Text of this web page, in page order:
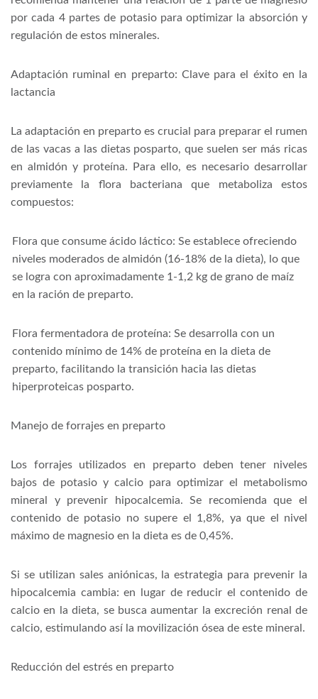
por cada 4 partes de potasio para optimizar la absorción y
regulación de estos minerales.
Adaptación ruminal en preparto: Clave para el éxito en la
lactancia
La adaptación en preparto es crucial para preparar el rumen
de las vacas a las dietas posparto, que suelen ser más ricas
en almidón y proteína. Para ello, es necesario desarrollar
previamente la flora bacteriana que metaboliza estos
compuestos:
Flora que consume ácido láctico: Se establece ofreciendo
niveles moderados de almidón (16-18% de la dieta), lo que
se logra con aproximadamente 1-1,2 kg de grano de maíz
en la ración de preparto.
Flora fermentadora de proteína: Se desarrolla con un
contenido mínimo de 14% de proteína en la dieta de
preparto, facilitando la transición hacia las dietas
hiperproteicas posparto.
Manejo de forrajes en preparto
Los forrajes utilizados en preparto deben tener niveles
bajos de potasio y calcio para optimizar el metabolismo
mineral y prevenir hipocalcemia. Se recomienda que el
contenido de potasio no supere el 1,8%, ya que el nivel
máximo de magnesio en la dieta es de 0,45%.
Si se utilizan sales aniónicas, la estrategia para prevenir la
hipocalcemia cambia: en lugar de reducir el contenido de
calcio en la dieta, se busca aumentar la excreción renal de
calcio, estimulando así la movilización ósea de este mineral.
Reducción del estrés en preparto